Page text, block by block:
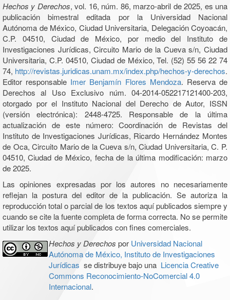
Hechos y Derechos, vol. 16, núm. 86, marzo-abril de 2025, es una
publicación bimestral editada por la Universidad Nacional
Autónoma de México, Ciudad Universitaria, Delegación Coyoacán,
C.P. 04510, Ciudad de México, por medio del Instituto de
Investigaciones Jurídicas, Circuito Mario de la Cueva s/n, Ciudad
Universitaria, C.P. 04510, Ciudad de México, Tel. (52) 55 56 22 74
74, http://revistas.juridicas.unam.mx/index.php/hechos-y-derechos.
Editor responsable Imer Benjamín Flores Mendoza. Reserva de
Derechos al Uso Exclusivo núm. 04-2014-052217121400-203,
otorgado por el Instituto Nacional del Derecho de Autor, ISSN
(versión electrónica): 2448-4725. Responsable de la última
actualización de este número: Coordinación de Revistas del
Instituto de Investigaciones Jurídicas, Ricardo Hernández Montes
de Oca, Circuito Mario de la Cueva s/n, Ciudad Universitaria, C. P.
04510, Ciudad de México, fecha de la última modificación: marzo
de 2025.
Las opiniones expresadas por los autores no necesariamente
reflejan la postura del editor de la publicación. Se autoriza la
reproducción total o parcial de los textos aquí publicados siempre y
cuando se cite la fuente completa de forma correcta. No se permite
utilizar los textos aquí publicados con fines comerciales.
Hechos y Derechos por Universidad Nacional
Autónoma de México, Instituto de Investigaciones
Jurídicas se distribuye bajo una Licencia Creative
Commons Reconocimiento-NoComercial 4.0
Internacional.